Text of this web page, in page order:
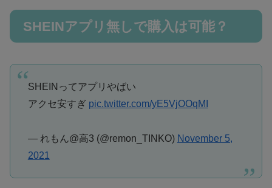
SHEINアプリ無しで購入は可能？
SHEINってアプリやばい
アクセ安すぎ pic.twitter.com/yE5VjOOqMI
— れもん@高3 (@remon_TINKO) November 5,
2021